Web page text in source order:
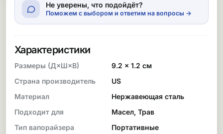
Не уверены, что подойдёт?
Поможем с выбором и ответим на вопросы →
Характеристики
Размеры (Д×Ш×В)
9.2 × 1.2 см
Страна производитель
US
Материал
Нержавеющая сталь
Подходит для
Масел, Трав
Тип вапорайзера
Портативные